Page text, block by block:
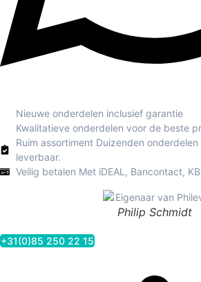
Nieuwe onderdelen inclusief garantie
Kwalitatieve onderdelen voor de beste
Ruim assortiment Duizenden
leverbaar.
Veilig betalen Met iDEAL, Bancontact,
Philip Schmidt
+31(0)85 250 22 15